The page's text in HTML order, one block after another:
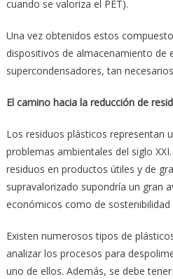
cuando se valoriza el PET).
Una vez obtenidos estos
dispositivos de almacenamiento de
supercondensadores, tan
El camino hacia la reducción de
Los residuos plásticos representan
problemas ambientales del siglo
residuos en productos útiles y de
supravalorizado supondría un gran
económicos como de sostenibilidad
Existen numerosos tipos de
analizar los procesos para
uno de ellos. Además, se debe